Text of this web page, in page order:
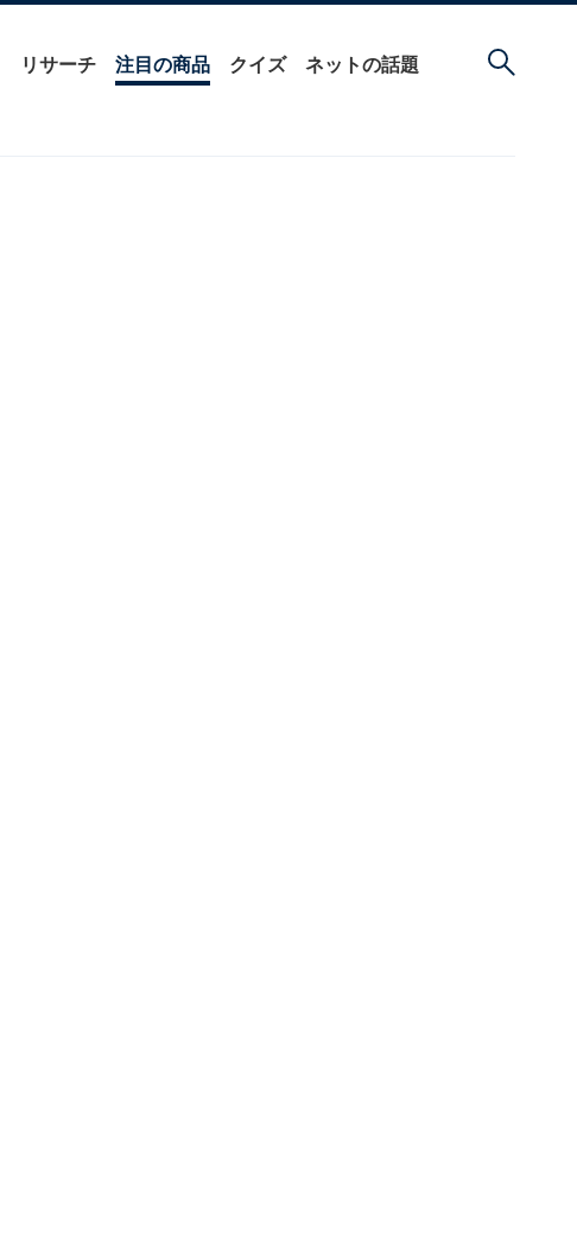
リサーチ 注目の商品 クイズ ネットの話題